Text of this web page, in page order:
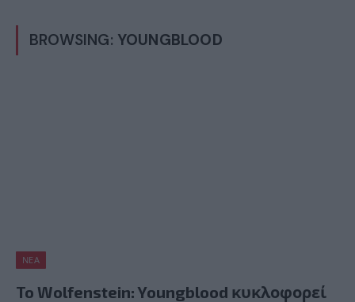
BROWSING: YOUNGBLOOD
ΝΈΑ
To Wolfenstein: Youngblood κυκλοφορεί